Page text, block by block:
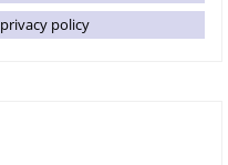
privacy policy